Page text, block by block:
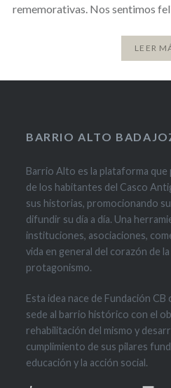
rememorativas. Nos sentimos
LEER
BARRIO ALTO
Barrio Alto es la plataforma
de los habitantes del Casco
sus historias, promocionando
difundir su día a día. Una
instituciones, asociaciones,
vida en general del corazón de
protagonismo.
Esta idea nace de Fundación
sede al barrio histórico con el
rehabilitación del mismo y
cumplimiento de sus pilares
educación y la acción social.